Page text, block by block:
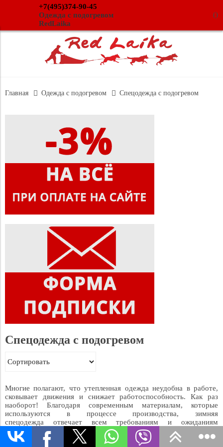
+7(495)374-90-45
Одежда с подогревом
RedLaika
()
Главная Одежда с подогревом Спецодежда с подогревом
Спецодежда с подогревом
Многие полагают, что утепленная одежда неудобна в работе,
сковывает движения и снижает работоспособность. Как раз
наоборот! Благодаря современным материалам, которые
используются в процессе производства, зимняя
спецодежда отвечает всем требованиям и ожиданиям
покупателей.